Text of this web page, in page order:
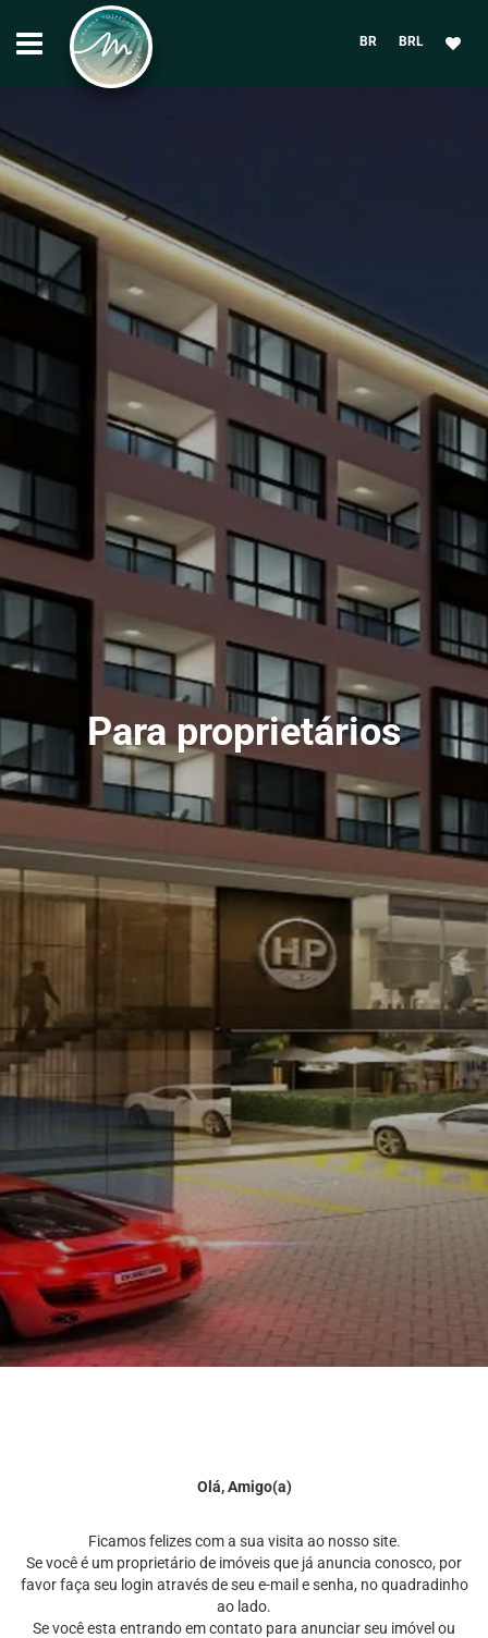
BR BRL
Para proprietários
Olá, Amigo(a)
Ficamos felizes com a sua visita ao nosso site.
Se você é um proprietário de imóveis que já anuncia conosco, por
favor faça seu login através de seu e-mail e senha, no quadradinho
ao lado.
Se você esta entrando em contato para anunciar seu imóvel ou